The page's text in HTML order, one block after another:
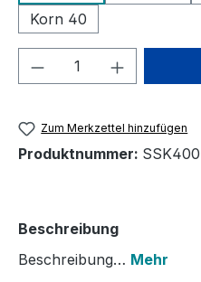
Korn 40
Produkt Anzahl:
Zum Merkzettel hinzufügen
Produktnummer:
Beschreibung
Beschreibung… Mehr